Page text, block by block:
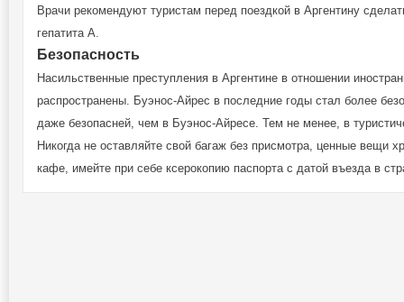
Врачи рекомендуют туристам перед поездкой в Аргентину
гепатита А.
Безопасность
Насильственные преступления в Аргентине в отношении
распространены. Буэнос-Айрес в последние годы стал более
даже безопасней, чем в Буэнос-Айресе. Тем не менее, в
Никогда не оставляйте свой багаж без присмотра, ценные
кафе, имейте при себе ксерокопию паспорта с датой въезда в